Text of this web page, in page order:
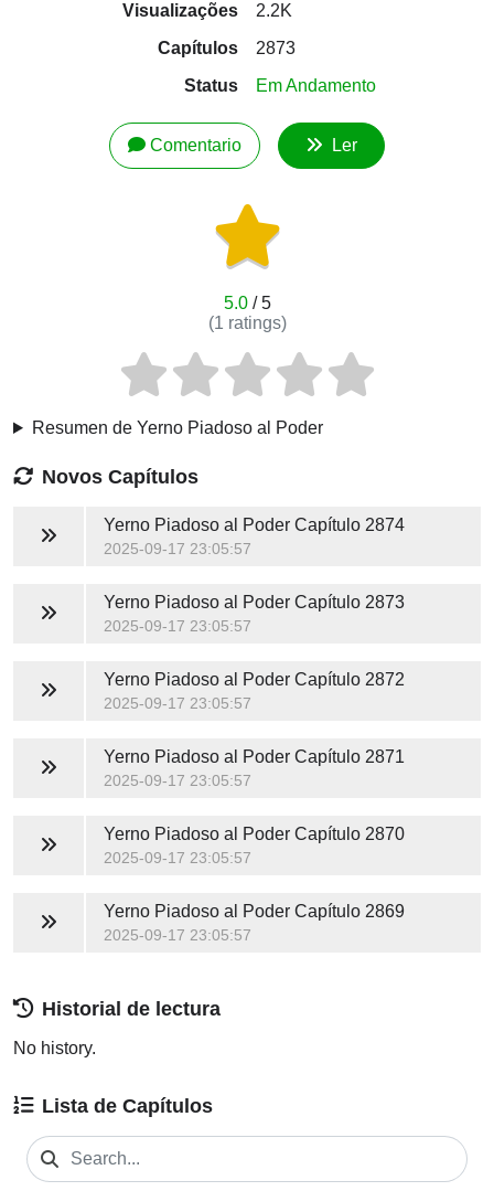
Visualizações
2.2K
Capítulos
2873
Status
Em Andamento
Comentario Ler
5.0/ 5
(1 ratings)
Resumen de Yerno Piadoso al Poder
Novos Capítulos
Yerno Piadoso al PoderCapítulo 2874
2025-09-17 23:05:57
Yerno Piadoso al PoderCapítulo 2873
2025-09-17 23:05:57
Yerno Piadoso al PoderCapítulo 2872
2025-09-17 23:05:57
Yerno Piadoso al PoderCapítulo 2871
2025-09-17 23:05:57
Yerno Piadoso al PoderCapítulo 2870
2025-09-17 23:05:57
Yerno Piadoso al PoderCapítulo 2869
2025-09-17 23:05:57
Historial de lectura
No history.
Lista de Capítulos